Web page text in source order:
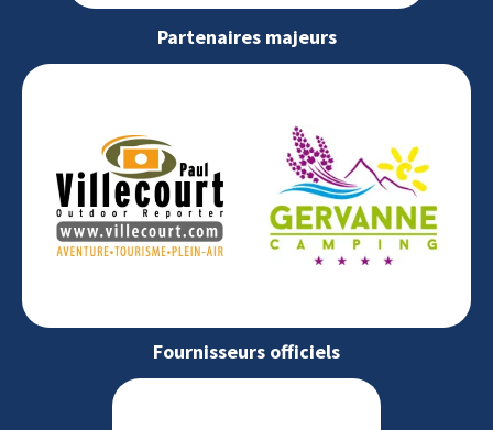
Partenaires majeurs
Fournisseurs officiels